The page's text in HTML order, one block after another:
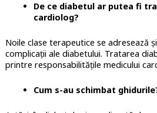
De ce diabetul ar putea fi
cardiolog?
Noile clase terapeutice se adresează
complicații ale diabetului. Tratarea
printre responsabilitățile medicului
Cum s-au schimbat